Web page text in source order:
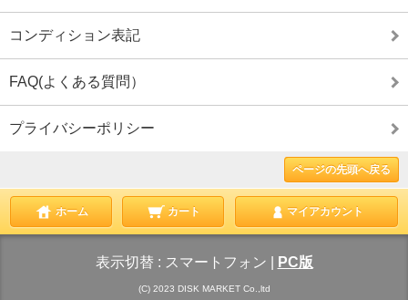
コンディション表記
FAQ(よくある質問）
プライバシーポリシー
ページの先頭へ戻る
ホーム カート マイアカウント
表示切替 : スマートフォン PC版
(C) 2023 DISK MARKET Co.,ltd